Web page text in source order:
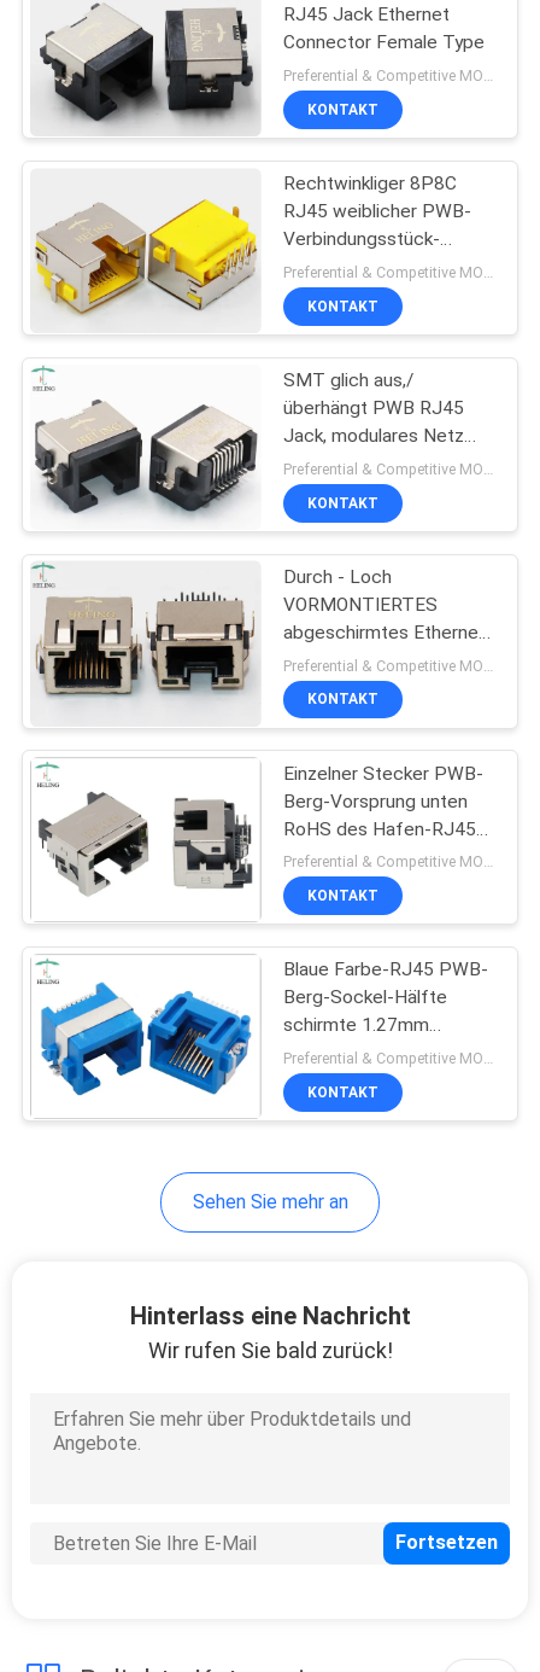
SITEMAP
PRIVACY
POLICY
RJ45 Jack Ethernet
Connector Female Type
Preferential & Competitive MOQ:1000
KONTAKT
Rechtwinkliger 8P8C
RJ45 weiblicher PWB-
Verbindungsstück-
Vorsprung herauf das
gelbe Wohnungs-Sinken
KONTAKT
SMT glich aus,/
überhängt PWB RJ45
Jack, modulares Netz
RJ45 PWB-
Verbindungsstück
KONTAKT
Durch - Loch
VORMONTIERTES
abgeschirmtes Ethernet-
Verbindungsstück PWBs
RJ45 Jack mit EMS-
Vorsprüngen
KONTAKT
Einzelner Stecker PWB-
Berg-Vorsprung unten
RoHS des Hafen-RJ45
konform mit
Gelbem/Grün LED
Preferential & Competitive MOQ:1000
KONTAKT
Blaue Farbe-RJ45 PWB-
Berg-Sockel-Hälfte
schirmte 1.27mm
Terminalneigung für
Ethernet ab
Preferential & Competitive MOQ:3000
KONTAKT
Sehen Sie mehr an
Hinterlass eine Nachricht
Wir rufen Sie bald zurück!